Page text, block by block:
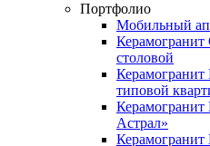
Портфолио
Мобильный
Керамогранит
столовой
Керамогранит
типовой
Керамогранит
Астрал»
Керамогранит